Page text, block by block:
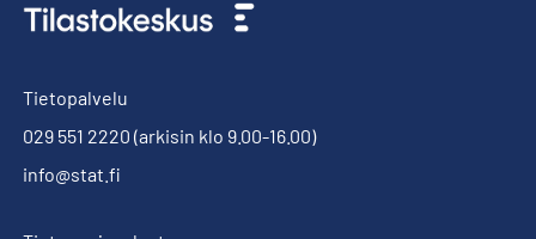
Tietopalvelu
029 551 2220 (arkisin klo 9.00-16.00)
info@stat.fi